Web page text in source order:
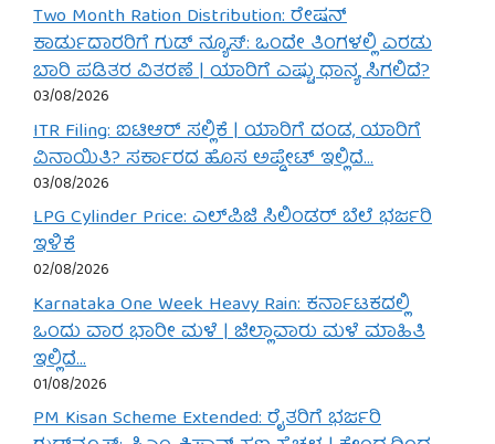
Two Month Ration Distribution: ರೇಷನ್
ಕಾರ್ಡುದಾರರಿಗೆ ಗುಡ್ ನ್ಯೂಸ್: ಒಂದೇ ತಿಂಗಳಲ್ಲಿ ಎರಡು
ಬಾರಿ ಪಡಿತರ ವಿತರಣೆ | ಯಾರಿಗೆ ಎಷ್ಟು ಧಾನ್ಯ ಸಿಗಲಿದೆ?
03/08/2026
ITR Filing: ಐಟಿಆರ್ ಸಲ್ಲಿಕೆ | ಯಾರಿಗೆ ದಂಡ, ಯಾರಿಗೆ
ವಿನಾಯಿತಿ? ಸರ್ಕಾರದ ಹೊಸ ಅಪ್ಡೇಟ್ ಇಲ್ಲಿದೆ…
03/08/2026
LPG Cylinder Price: ಎಲ್‌ಪಿಜಿ ಸಿಲಿಂಡರ್ ಬೆಲೆ ಭರ್ಜರಿ
ಇಳಿಕೆ
02/08/2026
Karnataka One Week Heavy Rain: ಕರ್ನಾಟಕದಲ್ಲಿ
ಒಂದು ವಾರ ಭಾರೀ ಮಳೆ | ಜಿಲ್ಲಾವಾರು ಮಳೆ ಮಾಹಿತಿ
ಇಲ್ಲಿದೆ…
01/08/2026
PM Kisan Scheme Extended: ರೈತರಿಗೆ ಭರ್ಜರಿ